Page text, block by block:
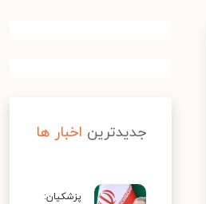
جدیدترین اخبار ها
پزشکیان: